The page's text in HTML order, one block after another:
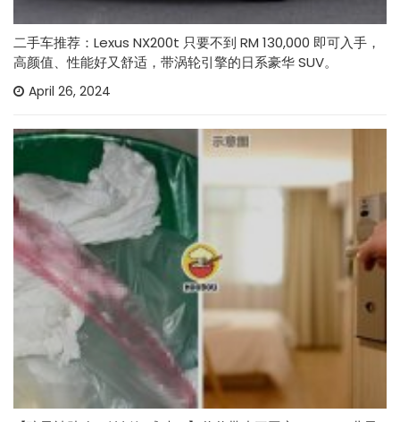
二手车推荐：Lexus NX200t 只要不到 RM 130,000 即可入手，
高颜值、性能好又舒适，带涡轮引擎的日系豪华 SUV。
April 26, 2024